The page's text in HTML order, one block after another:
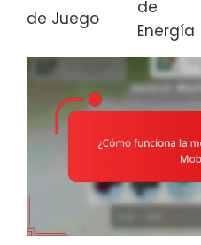
de Juego
de
Energía